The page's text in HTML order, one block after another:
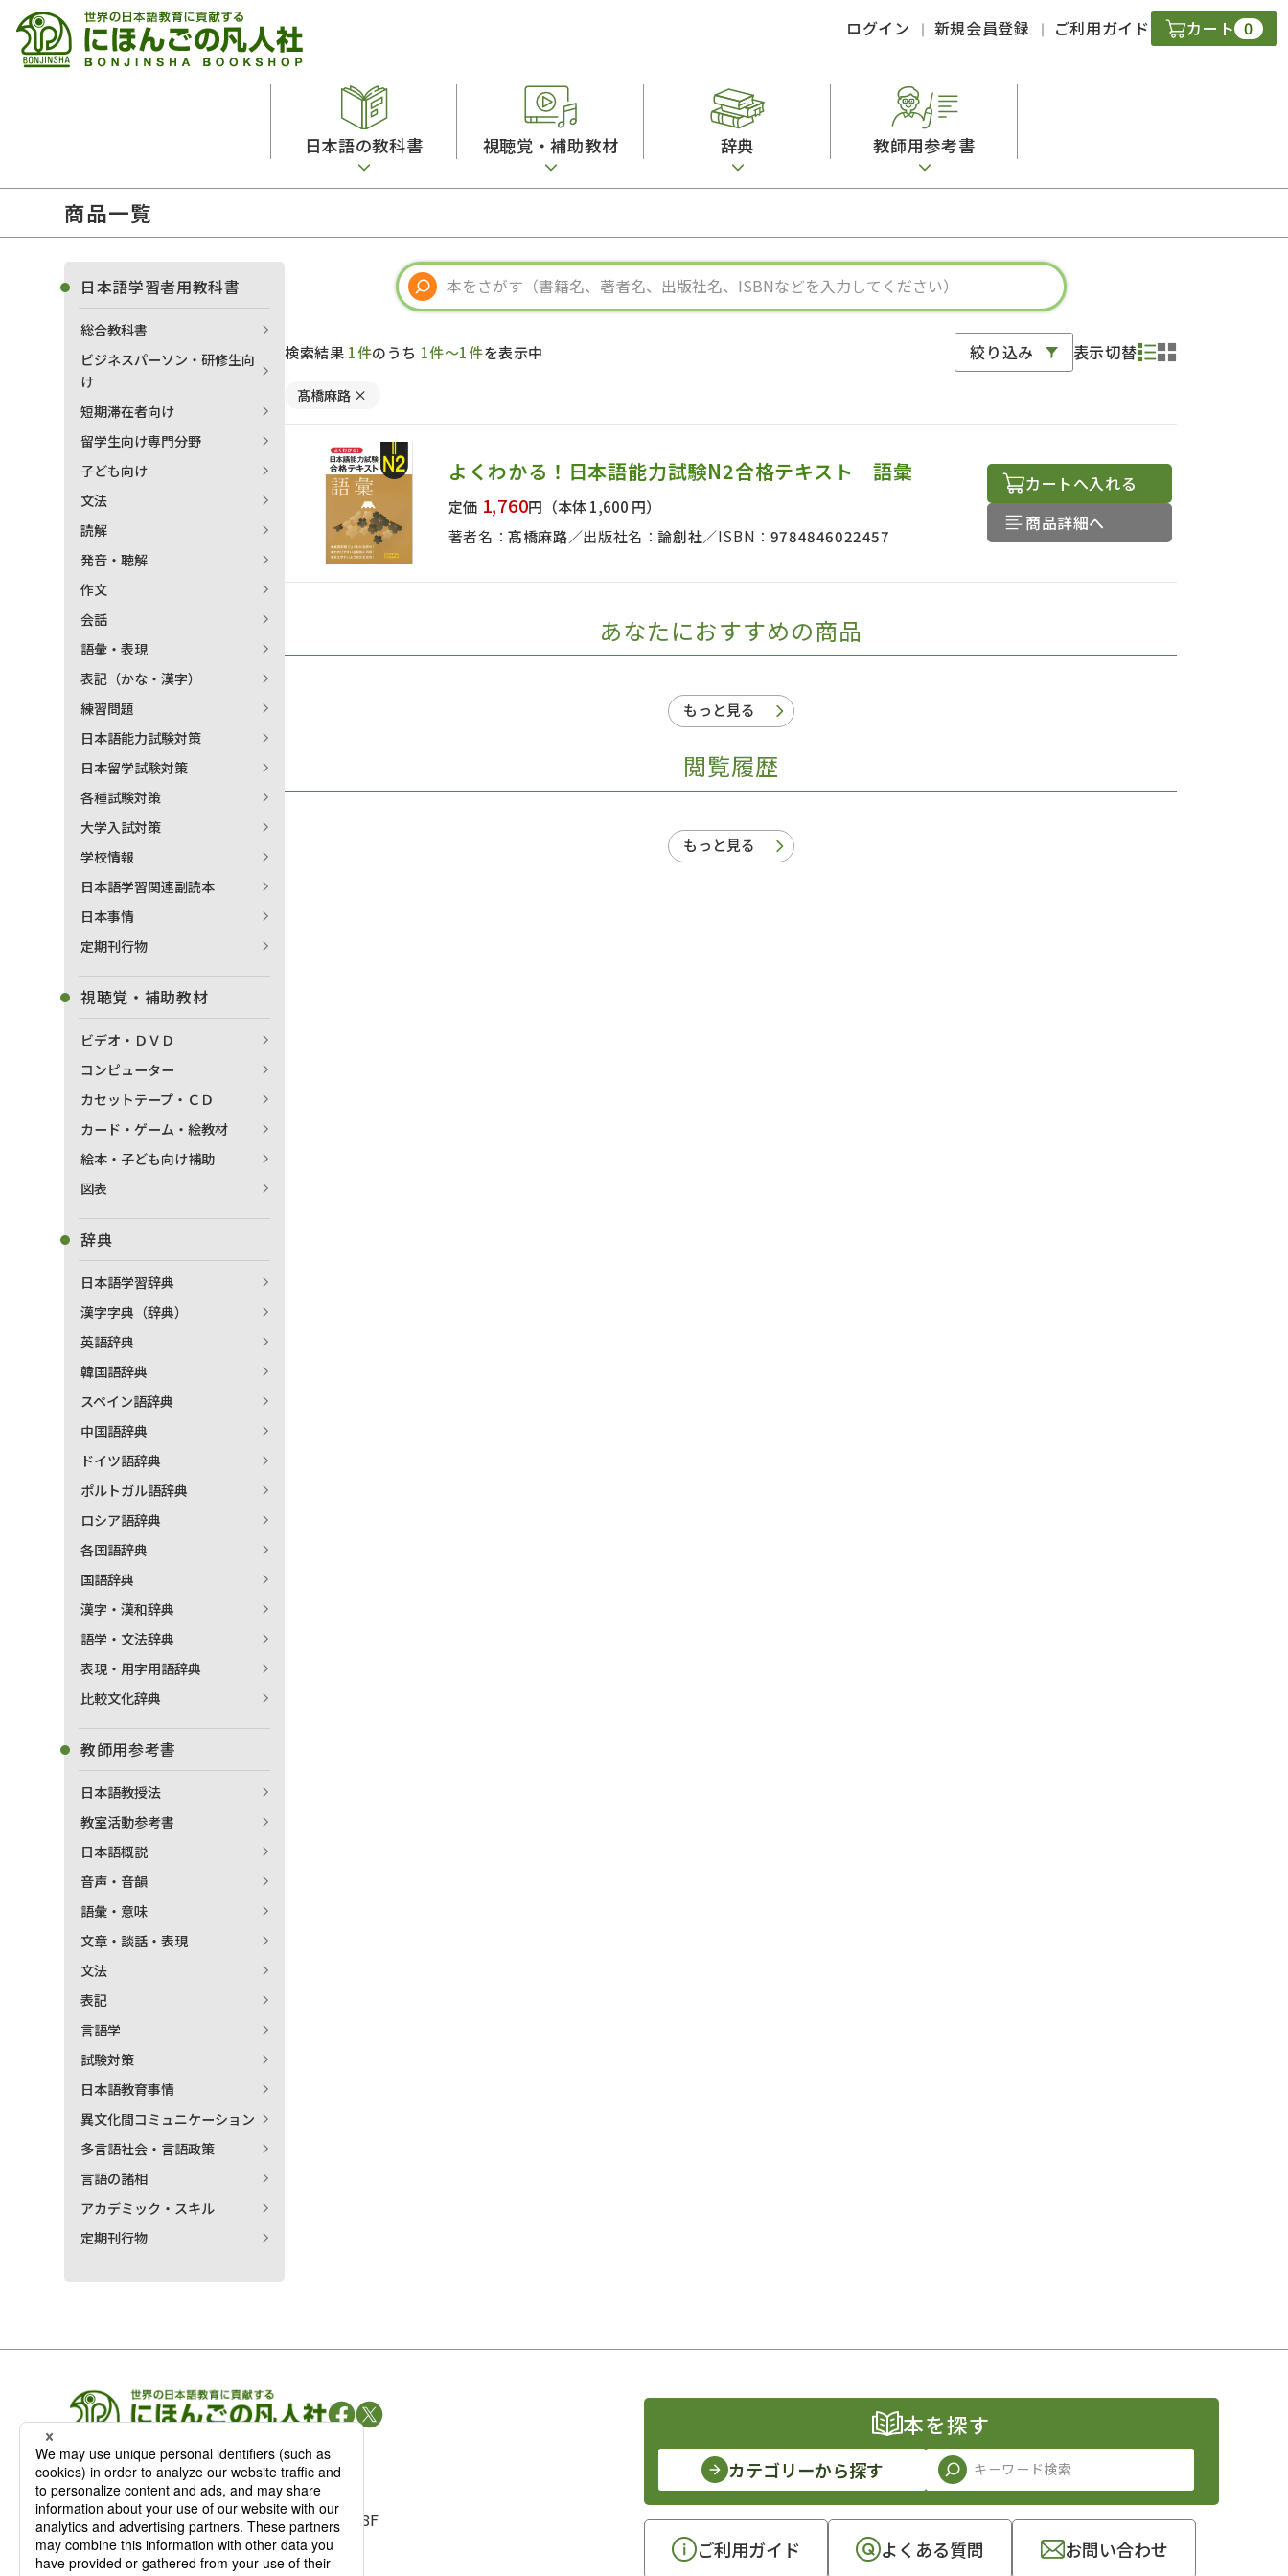
ログイン 新規会員登録 ご利用ガイド カート 0
日本語の教科書
留学生向け専門分野
子ども向け
文法
読解
発音・聴解
作文
練習問題
各種試験対策
日本語学習関連副読本
視聴覚・補助教材
カード・ゲーム・絵教材
絵本・子ども向け補助 図表
辞典
韓国語辞典
スペイン語辞典
中国語辞典
ドイツ語辞典
ポルトガル語辞典
ロシア語辞典
各国語辞典
語学・文法辞典
教師用参考書
音声・音韻
語彙・意味
文章・談話・表現
文法
表記
言語学
試験対策
多言語社会・言語政策
定期刊行物
商品一覧
検索結果 1件のうち 1件～1件を表示中 絞り込み 表示切替
髙橋麻路 ×
よくわかる！日本語能力試験N2合格テキスト 語彙
定価 1,760円 （本体 1,600 円）
著者名：髙橋麻路 出版社名：論創社 ISBN： 9784846022457
カートへ入れる
商品詳細へ
あなたにおすすめの商品
もっと見る
閲覧履歴
もっと見る
日本語学習者用教科書
総合教科書
ビジネスパーソン・研修生向
け
短期滞在者向け
留学生向け専門分野
子ども向け
文法
読解
発音・聴解
作文
会話
語彙・表現
表記（かな・漢字）
練習問題
日本語能力試験対策
日本留学試験対策
各種試験対策
大学入試対策
学校情報
日本語学習関連副読本
日本事情
定期刊行物
視聴覚・補助教材
ビデオ・ＤＶＤ
コンピューター
カセットテープ・ＣＤ
カード・ゲーム・絵教材
絵本・子ども向け補助
図表
辞典
日本語学習辞典
漢字字典（辞典）
英語辞典
韓国語辞典
スペイン語辞典
中国語辞典
ドイツ語辞典
ポルトガル語辞典
ロシア語辞典
各国語辞典
国語辞典
漢字・漢和辞典
語学・文法辞典
表現・用字用語辞典
比較文化辞典
教師用参考書
日本語教授法
教室活動参考書
日本語概説
音声・音韻
語彙・意味
文章・談話・表現
文法
表記
言語学
試験対策
日本語教育事情
異文化間コミュニケーション
多言語社会・言語政策
言語の諸相
アカデミック・スキル
定期刊行物
凡人社の出版情報
〒102-0093 東京都千代田区平河町 1-3-13 8F
TEL：03-3263-3959／FAX：03-3263-3116
本を探す
カテゴリーから探す
ご利用ガイド よくある質問 お問い合わせ